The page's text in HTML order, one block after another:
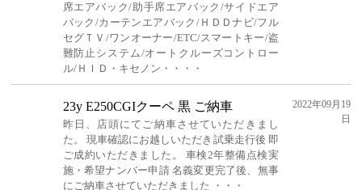
席エアバック/助手席エアバック/サイドエア
バック/カーテンエアバック/ＨＤＤナビ/フル
セグＴＶ/ワンオーナー/ETC/スマートキー/盗
難防止システム/オートクルーズコントロー
ル/ＨＩＤ・キセノン・・・・
23y E250CGIクーペ 黒 ご納車
昨日、店頭にてご納車させていただきまし
た。 現車確認にお越しいただき試乗走行後 即
ご成約いただきました。 車検2年整備点検実
施・希望ナンバー申請 名義変更完了後、無事
にご納車させていただきました ・・・
2022年09月19
日